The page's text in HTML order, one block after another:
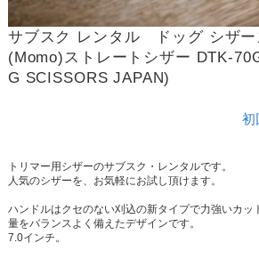
サブスク レンタル ドッグ シザー
(Momo)ストレートシザー DTK-
G SCISSORS JAPAN)
初
トリマー用シザーのサブスク・レンタルです。
人気のシザーを、お気軽にお試し頂けます。
ハンドルはクセのない刈込の新タイプで力強いカッ
量をバランスよく備えたデザインです。
7.0インチ。